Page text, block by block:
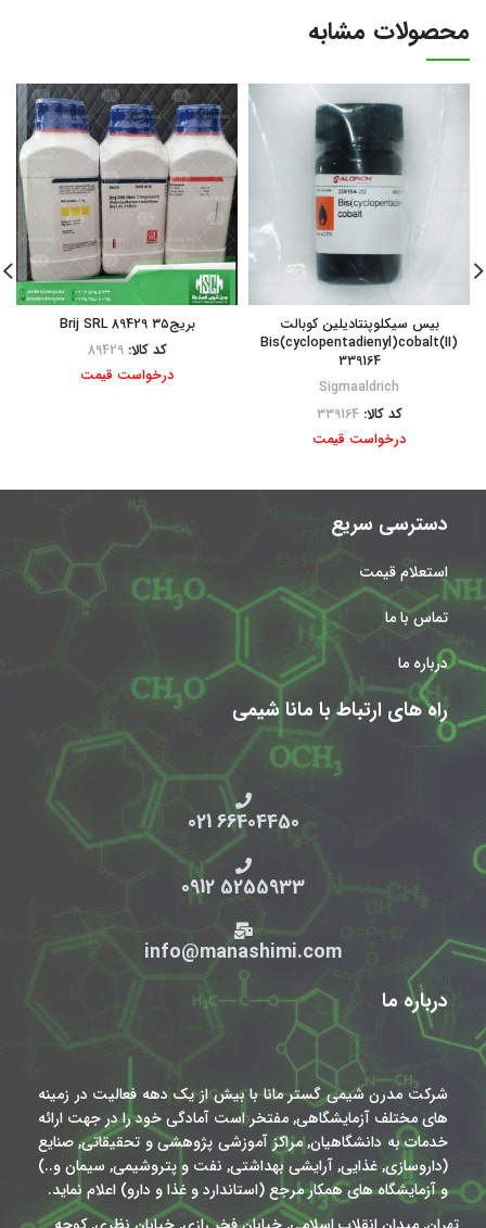
محصولات مشابه
بیس سیکلوپنتادیلین کوبالت
Bis(cyclopentadienyl)cobalt(II)
339164
Sigmaaldrich
کد کالا:339164
درخواست قیمت
بریج۳۵ Brij SRL 89429
کد کالا:89429
درخواست قیمت
دسترسی سریع
استعلام قیمت
تماس با ما
درباره ما
راه های ارتباط با مانا شیمی
66404450 021
5255933 0912
info@manashimi.com
درباره ما
شرکت مدرن شیمی گستر مانا با بیش از یک دهه فعالیت در زمینه
های مختلف آزمایشگاهی, مفتخر است آمادگی خود را در جهت ارائه
خدمات به دانشگاهیان, مراکز آموزشی پژوهشی و تحقیقاتی, صنایع
(داروسازی, غذایی, آرایشی بهداشتی, نفت و پتروشیمی, سیمان و..)
و آزمایشگاه های همکار مرجع (استاندارد و غذا و دارو) اعلام نماید.